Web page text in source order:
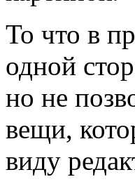
То что в
одной
но не
вещи,
виду